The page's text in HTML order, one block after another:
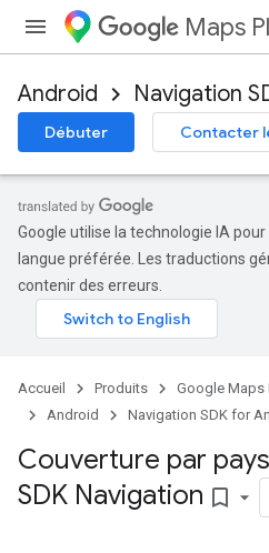
Maps
Android Navigation
Débuter Contacter
Google utilise la technologie IA
langue préférée. Les traductions
contenir des erreurs.
Accueil Produits Google Maps
Android
Navigation SDK for
Couverture par
SDK Navigation bookmark_border